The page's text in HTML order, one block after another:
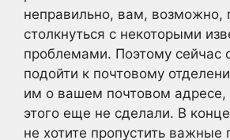
неправильно, вам, возможно,
столкнуться с некоторыми
проблемами. Поэтому сейчас
подойти к почтовому
им о вашем почтовом
этого еще не сделали. В
не хотите пропустить важные